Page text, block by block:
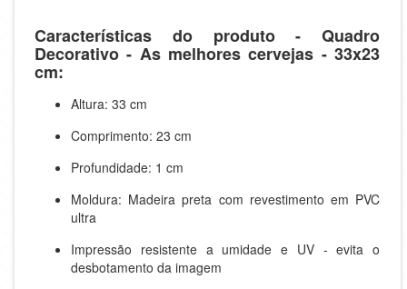
Características do produto - Quadro
Decorativo - As melhores cervejas - 33x23
cm:
Altura: 33 cm
Comprimento: 23 cm
Profundidade: 1 cm
Moldura: Madeira preta com revestimento em PVC
ultra
Impressão resistente a umidade e UV - evita o
desbotamento da imagem